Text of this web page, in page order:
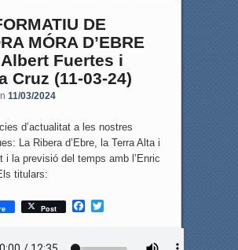
DE
MÓRA D’EBRE
Fuertes i
Cruz (11-03-24)
11/03/2024
d’actualitat a les nostres
La Ribera d’Ebre, la Terra Alta i
i la previsió del temps amb l’Enric
titulars:
Post
F
T